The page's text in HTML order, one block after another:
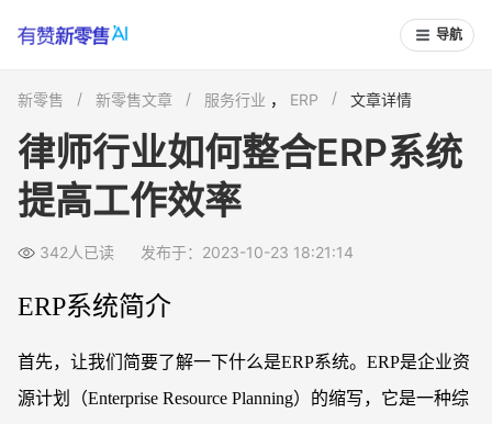
导航
新零售 新零售文章 服务行业 ， ERP 文章详情
律师行业如何整合ERP系统
提高工作效率
342人已读 发布于：2023-10-23 18:21:14
ERP系统简介
首先，让我们简要了解一下什么是ERP系统。ERP是企业资
源计划（Enterprise Resource Planning）的缩写，它是一种综